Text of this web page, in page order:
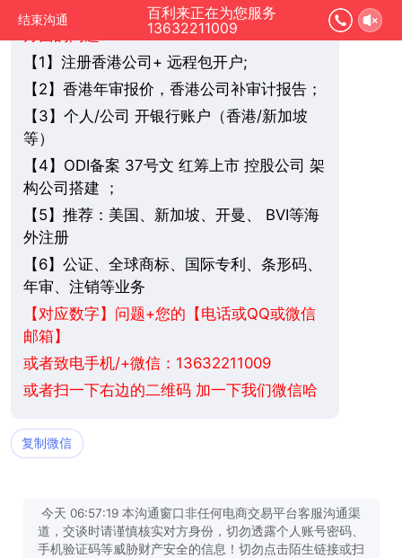
结束沟通
百利来正在为您服务
13632211009
您好，我是在线人工客服，您是想要了解哪
【 1】注册香港公司+ 远程包开户;
【 2】香港年审报价，香港公司补审计报告；
【 3】个人/公司 开银行账户（香港/新加坡
等）
【 4】ODI备案 37号文 红筹上市 控股公司 架
构公司搭建 ；
【 5】推荐：美国、新加坡、 开曼、 BVI等海
外注册
【 6】公证、全球商标、国际专利、条形码、
年审、注销等业务
【对应数字】问题+您的【电话或QQ或微信
邮箱】
或者致电手机/+微信：13632211009
或者扫一下右边的二维码 加一下我们微信哈
复制微信
今天 06:57:19 本沟通窗口非任何电商交易平台客服沟通渠
道，交谈时请谨慎核实对方身份，切勿透露个人账号密码、
手机验证码等威胁财产安全的信息！切勿点击陌生链接或扫